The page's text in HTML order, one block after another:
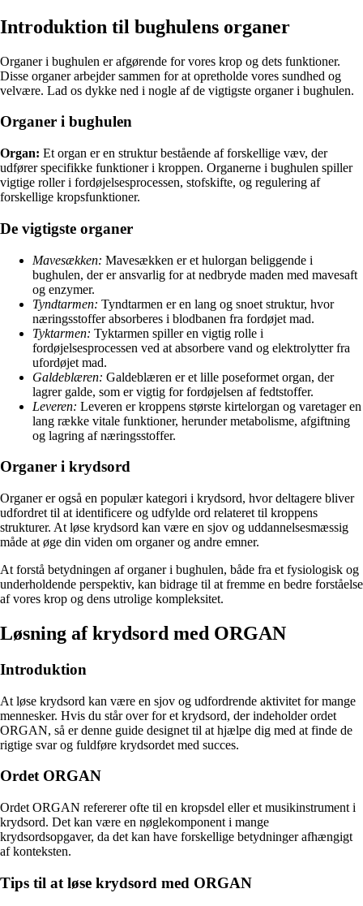
Introduktion til bughulens organer
Organer i bughulen er afgørende for vores krop og dets funktioner.
Disse organer arbejder sammen for at opretholde vores sundhed og
velvære. Lad os dykke ned i nogle af de vigtigste organer i bughulen.
Organer i bughulen
Organ: Et organ er en struktur bestående af forskellige væv, der
udfører specifikke funktioner i kroppen. Organerne i bughulen spiller
vigtige roller i fordøjelsesprocessen, stofskifte, og regulering af
forskellige kropsfunktioner.
De vigtigste organer
Mavesækken: Mavesækken er et hulorgan beliggende i
bughulen, der er ansvarlig for at nedbryde maden med mavesaft
og enzymer.
Tyndtarmen: Tyndtarmen er en lang og snoet struktur, hvor
næringsstoffer absorberes i blodbanen fra fordøjet mad.
Tyktarmen: Tyktarmen spiller en vigtig rolle i
fordøjelsesprocessen ved at absorbere vand og elektrolytter fra
ufordøjet mad.
Galdeblæren: Galdeblæren er et lille poseformet organ, der
lagrer galde, som er vigtig for fordøjelsen af fedtstoffer.
Leveren: Leveren er kroppens største kirtelorgan og varetager en
lang række vitale funktioner, herunder metabolisme, afgiftning
og lagring af næringsstoffer.
Organer i krydsord
Organer er også en populær kategori i krydsord, hvor deltagere bliver
udfordret til at identificere og udfylde ord relateret til kroppens
strukturer. At løse krydsord kan være en sjov og uddannelsesmæssig
måde at øge din viden om organer og andre emner.
At forstå betydningen af organer i bughulen, både fra et fysiologisk og
underholdende perspektiv, kan bidrage til at fremme en bedre forståelse
af vores krop og dens utrolige kompleksitet.
Løsning af krydsord med ORGAN
Introduktion
At løse krydsord kan være en sjov og udfordrende aktivitet for mange
mennesker. Hvis du står over for et krydsord, der indeholder ordet
ORGAN, så er denne guide designet til at hjælpe dig med at finde de
rigtige svar og fuldføre krydsordet med succes.
Ordet ORGAN
Ordet ORGAN refererer ofte til en kropsdel eller et musikinstrument i
krydsord. Det kan være en nøglekomponent i mange
krydsordsopgaver, da det kan have forskellige betydninger afhængigt
af konteksten.
Tips til at løse krydsord med ORGAN